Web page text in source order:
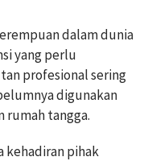
dalam dunia
yang perlu
profesional sering
digunakan
rumah tangga.
kehadiran pihak